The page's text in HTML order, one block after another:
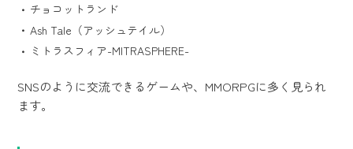
チョコットランド
Ash Tale（アッシュテイル）
ミトラスフィア-MITRASPHERE-
SNSのように交流できるゲームや、MMORPGに多く見られ
ます。